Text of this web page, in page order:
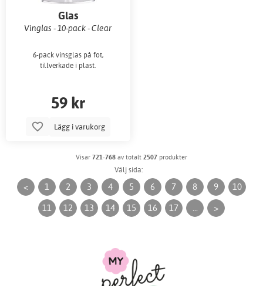
Glas
Vinglas - 10-pack - Clear
6-pack vinsglas på fot,
tillverkade i plast.
59 kr
Lägg i varukorg
Visar 721-768 av totalt 2507 produkter
Välj sida:
< 1 2 3 4 5 6 7 8 9
10
11
12 13 14 15 16 17 ... >